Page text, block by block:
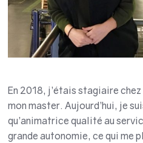
En 2018, j’étais stagiaire
mon master. Aujourd’hui, je
qu’animatrice qualité au
grande autonomie, ce qui me